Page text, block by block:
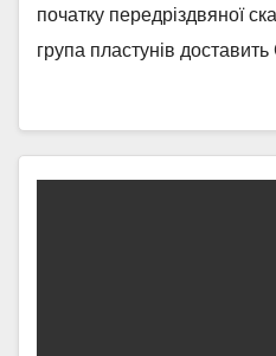
початку передріздвяної
група пластунів